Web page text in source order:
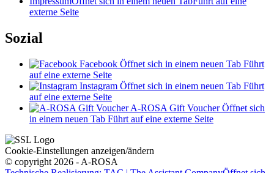
externe Seite
Sozial
Facebook Öffnet sich in einem neuen Tab Führt
auf eine externe Seite
Instagram Öffnet sich in einem neuen Tab Führt
auf eine externe Seite
A-ROSA Gift Voucher Öffnet sich
in einem neuen Tab Führt auf eine externe Seite
Cookie-Einstellungen anzeigen/ändern
© copyright 2026 - A-ROSA